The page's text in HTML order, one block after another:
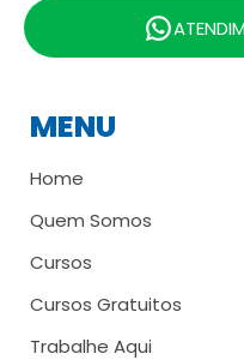
MENU
Home
Quem Somos
Cursos
Cursos Gratuitos
Trabalhe Aqui